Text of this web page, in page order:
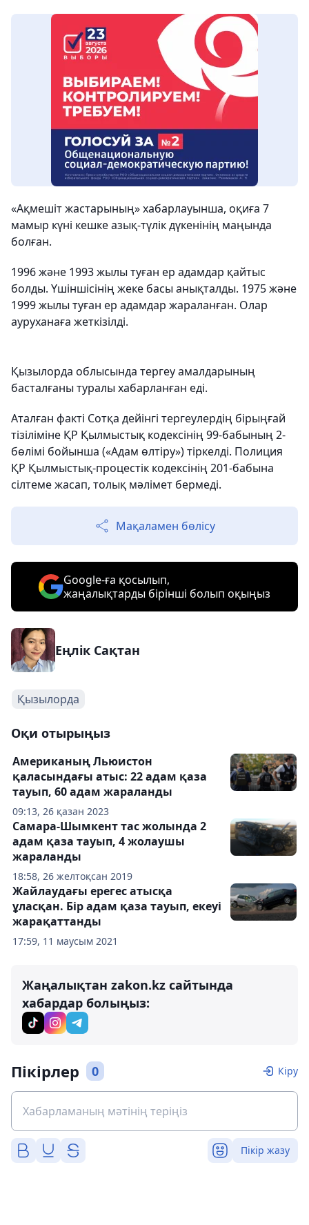
«Ақмешіт жастарының» хабарлауынша, оқиға 7
мамыр күні кешке азық-түлік дүкенінің маңында
болған.
1996 және 1993 жылы туған ер адамдар қайтыс
болды. Үшіншісінің жеке басы анықталды. 1975 және
1999 жылы туған ер адамдар жараланған. Олар
ауруханаға жеткізілді.
Қызылорда облысында тергеу амалдарының
басталғаны туралы хабарланған еді.
Аталған факті Сотқа дейінгі тергеулердің бірыңғай
тізіліміне ҚР Қылмыстық кодексінің 99-бабының 2-
бөлімі бойынша («Адам өлтіру») тіркелді. Полиция
ҚР Қылмыстық-процестік кодексінің 201-бабына
сілтеме жасап, толық мәлімет бермеді.
Мақаламен бөлісу
Google-ға қосылып,
жаңалықтарды бірінші болып оқыңыз
Еңлік Сақтан
Қызылорда
Оқи отырыңыз
09:13, 26 қазан 2023
Американың Льюистон
қаласындағы атыс: 22 адам қаза
тауып, 60 адам жараланды
18:58, 26 желтоқсан 2019
Самара-Шымкент тас жолында 2
адам қаза тауып, 4 жолаушы
жараланды
17:59, 11 маусым 2021
Жайлаудағы ерегес атысқа
ұласқан. Бір адам қаза тауып, екеуі
жарақаттанды
Жаңалықтан zakon.kz сайтында
хабардар болыңыз:
Пікірлер 0 Кіру
Пікір жазу